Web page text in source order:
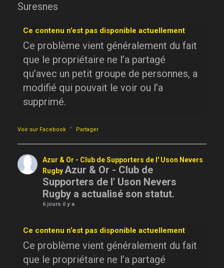
Suresnes
Ce contenu n’est pas disponible actuellement
Ce problème vient généralement du fait
que le propriétaire ne l’a partagé
qu’avec un petit groupe de personnes, a
modifié qui pouvait le voir ou l’a
supprimé.
Voir sur Facebook · Partager
Azur & Or - Club de Supporters de l' Uson Nevers
RugbyAzur & Or - Club de
Supporters de l' Uson Nevers
Rugby a actualisé son statut.
6 jours il y a
Ce contenu n’est pas disponible actuellement
Ce problème vient généralement du fait
que le propriétaire ne l’a partagé